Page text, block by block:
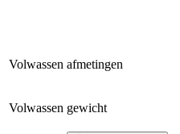
Volwassen afmetingen
Volwassen gewicht